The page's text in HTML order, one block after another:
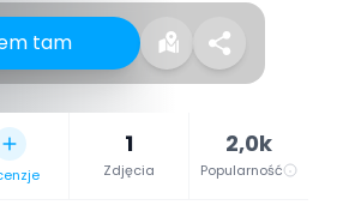
tam
1
Zdjęcia
2,0k
Popularność